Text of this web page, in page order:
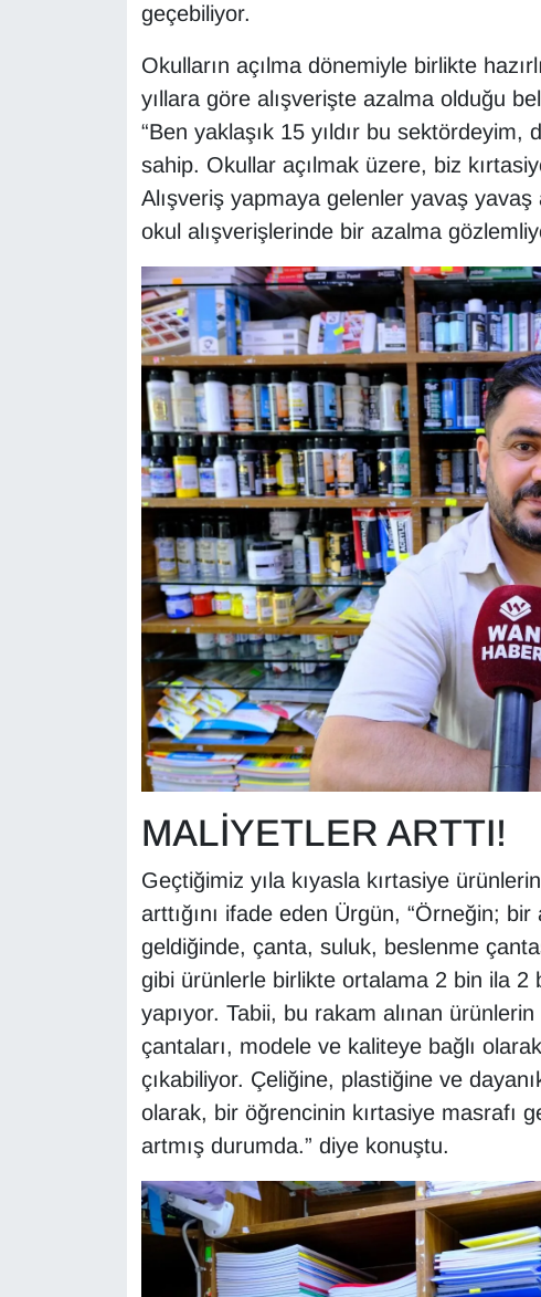
geçebiliyor.
Okulların açılma dönemiyle birlikte
yıllara göre alışverişte azalma olduğu
“Ben yaklaşık 15 yıldır bu sektördeyim,
sahip. Okullar açılmak üzere, biz
Alışveriş yapmaya gelenler yavaş yavaş
okul alışverişlerinde bir azalma
MALİYETLER ARTTI!
Geçtiğimiz yıla kıyasla kırtasiye
arttığını ifade eden Ürgün, “Örneğin;
geldiğinde, çanta, suluk, beslenme
gibi ürünlerle birlikte ortalama 2 bin ila 2
yapıyor. Tabii, bu rakam alınan
çantaları, modele ve kaliteye bağlı
çıkabiliyor. Çeliğine, plastiğine ve
olarak, bir öğrencinin kırtasiye masrafı
artmış durumda.” diye konuştu.
Sinema - TV
TEKNOLOJİ
VAN'DA SPOR